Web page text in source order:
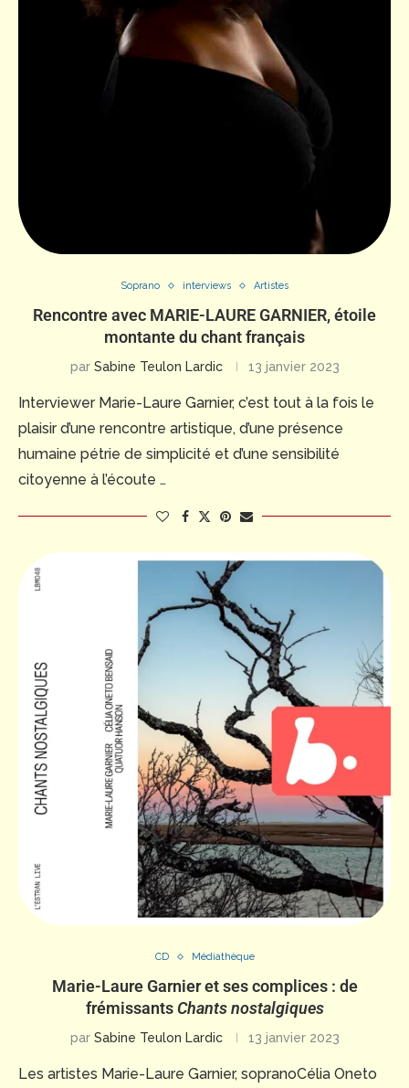
Soprano interviews Artistes
Rencontre avec MARIE-LAURE GARNIER, étoile
montante du chant français
par Sabine Teulon Lardic 13 janvier 2023
Interviewer Marie-Laure Garnier, c’est tout à la fois le
plaisir d’une rencontre artistique, d’une présence
humaine pétrie de simplicité et d’une sensibilité
citoyenne à l’écoute …
CD Médiathèque
Marie-Laure Garnier et ses complices : de
frémissantsChants nostalgiques
par Sabine Teulon Lardic 13 janvier 2023
Les artistes Marie-Laure Garnier, sopranoCélia Oneto